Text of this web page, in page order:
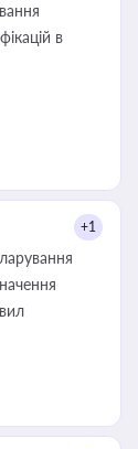
в
+1